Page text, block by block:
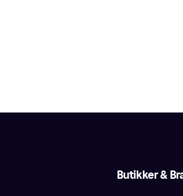
Butikker &